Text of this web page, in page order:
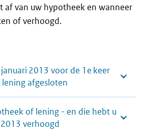
af van uw hypotheek en wanneer
of verhoogd.
2013 voor de 1e keer
afgesloten
of lening - en die hebt u
verhoogd